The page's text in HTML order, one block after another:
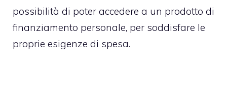
possibilità di poter accedere a un prodotto di
finanziamento personale, per soddisfare le
proprie esigenze di spesa.